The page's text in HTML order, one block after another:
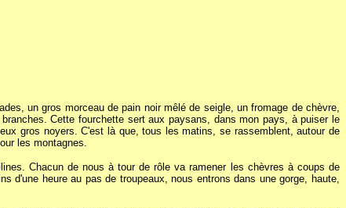
un gros morceau de pain noir mêlé de seigle, un fromage de chèvre,
Cette fourchette sert aux paysans, dans mon pays, à puiser le
gros noyers. C'est là que, tous les matins, se rassemblent, autour de
les montagnes.
Chacun de nous à tour de rôle va ramener les chèvres à coups de
d'une heure au pas de troupeaux, nous entrons dans une gorge, haute,